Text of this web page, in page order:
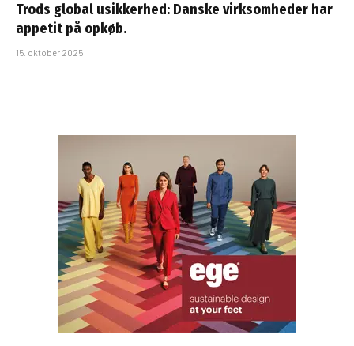
Trods global usikkerhed: Danske virksomheder har
appetit på opkøb.
15. oktober 2025